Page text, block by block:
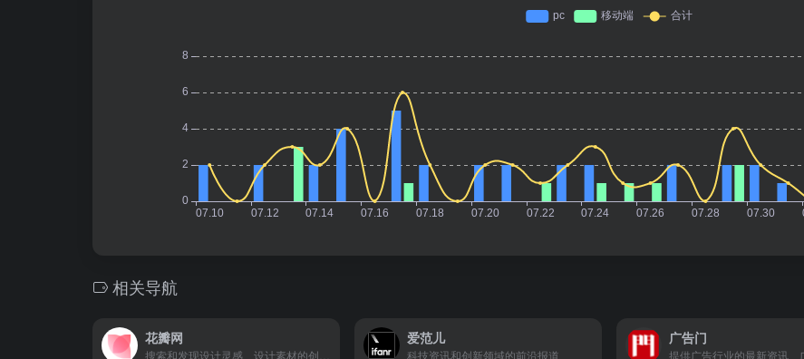
相关导航
花瓣网 爱范儿
科技资讯和创新领域的前沿报道
广告门